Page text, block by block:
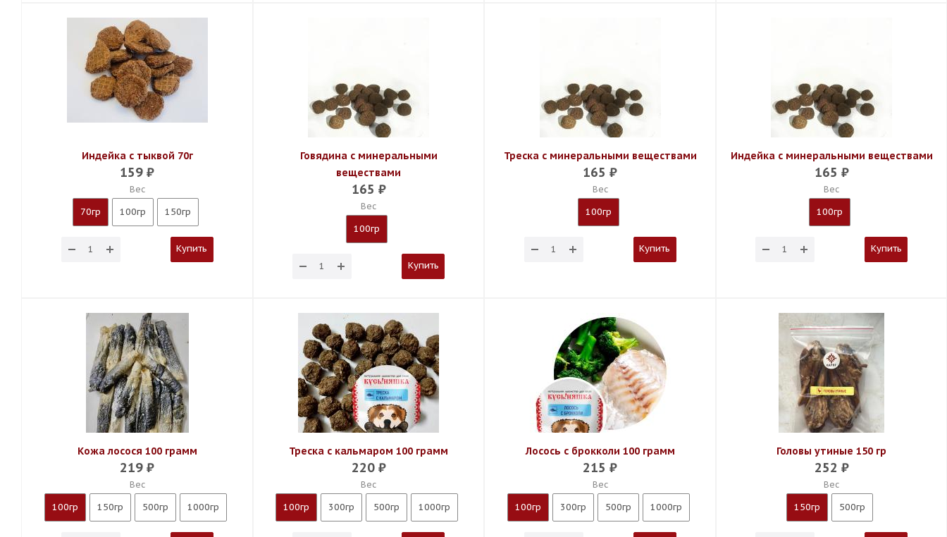
Индейка с тыквой 70г
159 ₽
Вес
70гр 100гр 150гр
Купить
Говядина с минеральными
веществами
165 ₽
Вес
100гр
Купить
Треска с минеральными веществами
165 ₽
Вес
100гр
Купить
Индейка с минеральными веществами
165 ₽
Вес
100гр
Купить
Кожа лосося 100 грамм
219 ₽
Вес
100гр 150гр 500гр 1000гр
Треска с кальмаром 100 грамм
220₽
Вес
100гр 300гр 500гр 1000гр
Лосось с брокколи 100 грамм
215 ₽
Вес
100гр 300гр 500гр 1000гр
Головы утиные 150 гр
252 ₽
Вес
150гр 500гр